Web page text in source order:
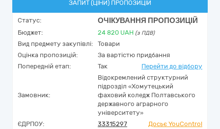
ЗАПИТ (ЦІНИ) ПРОПОЗИЦІЙ
Статус: ОЧІКУВАННЯ ПРОПОЗИЦІЙ
Бюджет: 24 820 UAH (з ПДВ)
Вид предмету закупівлі:
Товари
Оцінка пропозицій:
За вартістю придбання
Попередній етап:
Так Перейти до відбору
Замовник:
Відокремлений структурний
підрозділ «Хомутецький
фаховий коледж Полтавського
державного аграрного
університету»
ЄДРПОУ:
33315297
Досьє YouControl